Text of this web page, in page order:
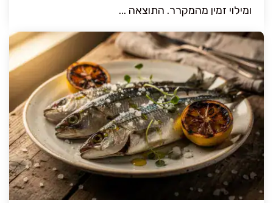
ומילוי זמין מהמקרר. התוצאה ...